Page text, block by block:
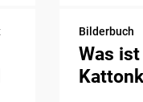
Bilderbuch
Was